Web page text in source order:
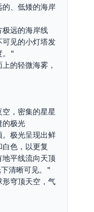
的、低矮的海岸
远的海岸线
可见的小灯塔发
。"
的轻微海雾，
，密集的星星
的极光
极光呈现出鲜
色，以更复
平线流向天顶
下清晰可见。"
穹顶天空，气